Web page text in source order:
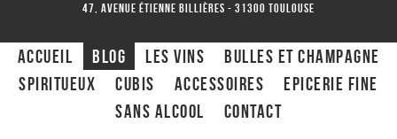
47, avenue Étienne Billières - 31300 toulouse
ACCUEIL Blog Les Vins
Bulles et Champagne
Spiritueux
CUBIS ACCESSOIRES
Epicerie fine
Sans alcool
Contact